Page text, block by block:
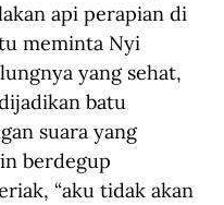
api perapian di
meminta Nyi
yang sehat,
batu
suara yang
berdegup
“aku tidak akan